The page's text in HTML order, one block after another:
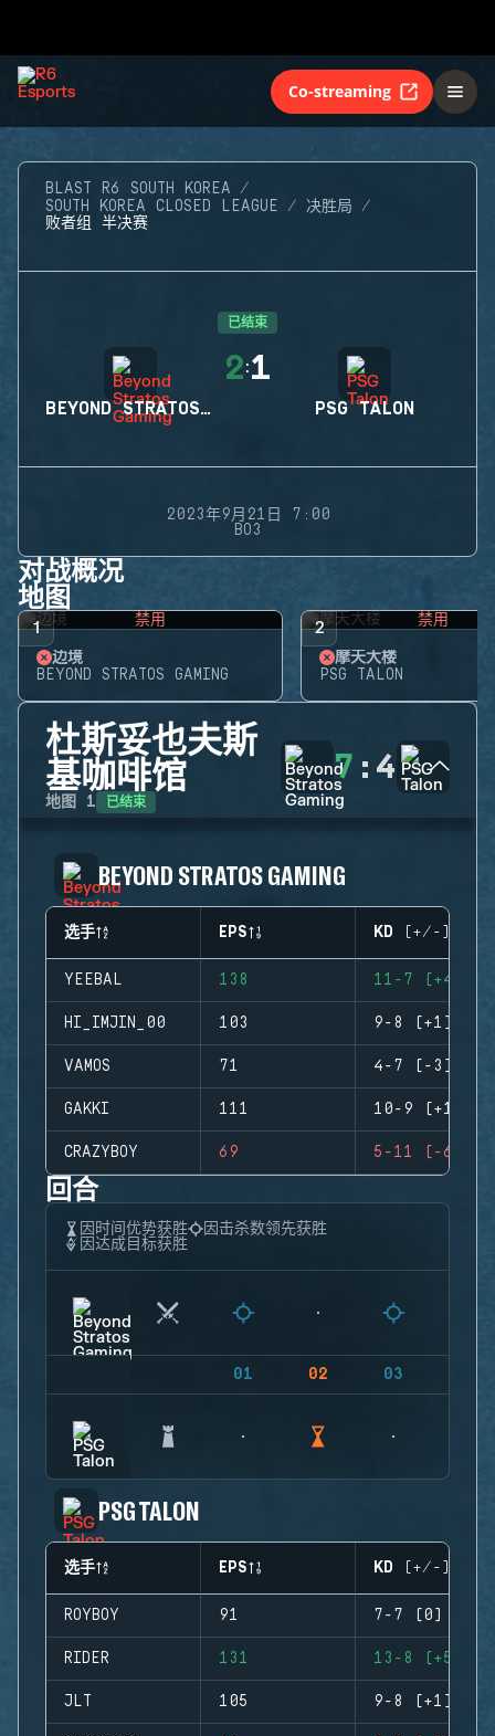
Co-streaming
BLAST R6 SOUTH KOREA
SOUTH KOREA CLOSED LEAGUE
决胜局
败者组 半决赛
已结束
BEYOND STRATOS GAMING
2:1
PSG TALON
2023年9月21日 7:00
BO3
对战概况
地图
1 禁用
边境
BEYOND STRATOS GAMING
2 禁用
摩天大楼
PSG TALON
杜斯妥也夫斯
基咖啡馆
地图 1 已结束
7 : 4
BEYOND STRATOS GAMING
选手 EPS KD (+/-)
YEEBAL 138 11-7 (+4)
HI_IMJIN_00 103 9-8 (+1)
VAMOS 71 4-7 (-3)
GAKKI 111 10-9 (+1)
CRAZYBOY 69 5-11 (-6)
回合
因时间优势获胜
因击杀数领先获胜
因达成目标获胜
01 02 03
PSG TALON
选手 EPS KD (+/-)
ROYBOY 91 7-7 (0)
RIDER 131 13-8 (+5)
JLT 105 9-8 (+1)